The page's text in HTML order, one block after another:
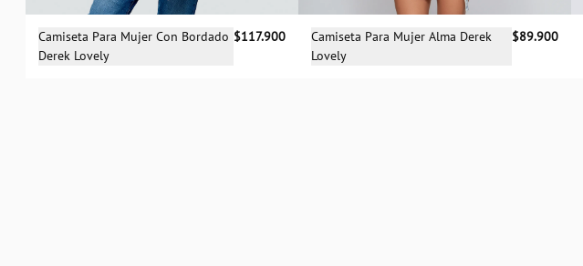
Selecciona una talla
XS
Camiseta Para Mujer Con Bordado
Derek Lovely
$117.900 Selecciona una talla
Camiseta Para Mujer Alma Derek
Lovely
$89.900